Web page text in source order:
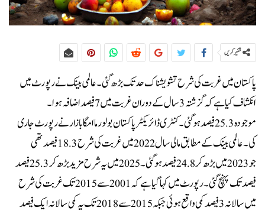
شئیر کریں
پاکستان میں غربت کی شرح تشویشناک حد تک بڑھ گئی۔ عالمی بینک نے رپورٹ میں
انکشاف کیا ہے کہ گزشتہ 3 سال کے دوران غربت میں 7 فیصد اضافہ ہوا۔
موجودہ 25.3 فیصد ہوگئی۔کنٹری ڈائریکٹر پاکستان بولورما امگابازار نے رپورٹ جاری
کی۔عالمی بینک کے مطابق مالی سال 2022 میں غربت کی شرح 18.3 فیصد تھی
جو 2023 میں بڑھ کر 24.8 فیصد ہو گئی۔ 2025 میں یہ شرح مزید بڑھ کر 25.3 فیصد
فیصد تک پہنچ گئی۔رپورٹ میں کہا گیا ہے کہ 2001 سے 2015 تک غربت کی شرح
میں سالانہ 3 فیصد کمی واقع ہوئی جبکہ 2015 سے 2018تک یہ کمی سالانہ ایک فیصد